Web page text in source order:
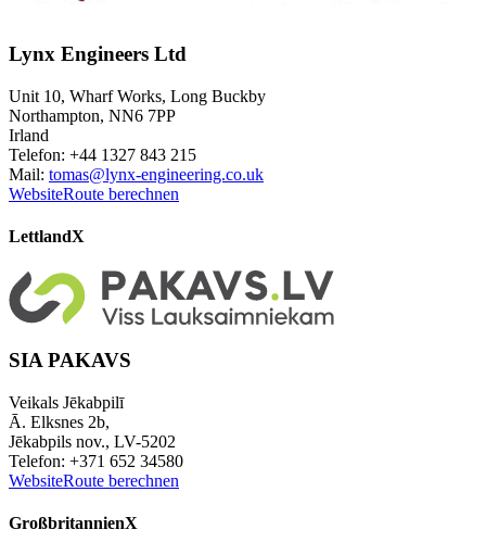
Lynx Engineers Ltd
Unit 10, Wharf Works, Long Buckby
Northampton, NN6 7PP
Irland
Telefon: +44 1327 843 215
Mail: tomas@lynx-engineering.co.uk
WebsiteRoute berechnen
LettlandX
SIA PAKAVS
Veikals Jēkabpilī
Ā. Elksnes 2b,
Jēkabpils nov., LV-5202
Telefon: +371 652 34580
WebsiteRoute berechnen
GroßbritannienX